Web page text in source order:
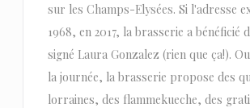
sur les Champs-Elysées. Si l'adresse
1968, en 2017, la brasserie a bénéficié
signé Laura Gonzalez (rien que ça!).
la journée, la brasserie propose des
lorraines, des flammekueche, des